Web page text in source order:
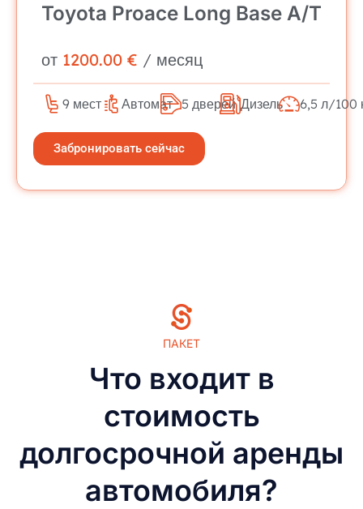
Toyota Proace Long Base A/T
от 1200.00 € / месяц
9 мест Автомат 5 дверей Дизель 6,5 л/100
Забронировать сейчас
ПАКЕТ
Что входит в
стоимость
долгосрочной аренды
автомобиля?